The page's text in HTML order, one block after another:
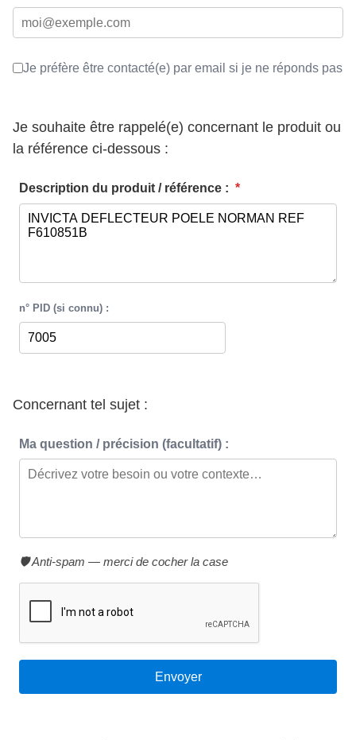
Je préfère être contacté(e) par email si je ne réponds pas
Je souhaite être rappelé(e) concernant le produit ou
la référence ci-dessous :
Description du produit / référence : *
n° PID (si connu) :
Concernant tel sujet :
Ma question / précision (facultatif) :
🛡️ Anti-spam — merci de cocher la case